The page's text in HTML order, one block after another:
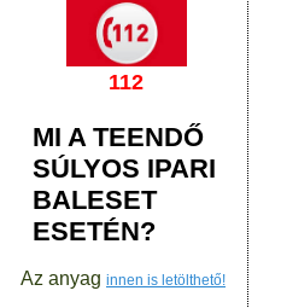
112
MI A TEENDŐ
SÚLYOS IPARI
BALESET
ESETÉN?
Az anyag innen is letölthető!